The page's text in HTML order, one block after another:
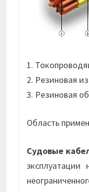
1.
2. Резиновая
3. Резиновая
Область
Судовые